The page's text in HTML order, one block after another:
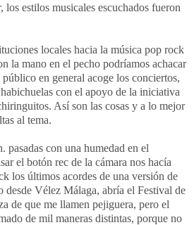
los estilos musicales escuchados fueron
locales hacia la música pop rock
la mano en el pecho podríamos achacar
en general acoge los conciertos,
con el apoyo de la iniciativa
Así son las cosas y a lo mejor
al tema.
pasadas con una humedad en el
el botón rec de la cámara nos hacía
los últimos acordes de una versión de
desde Vélez Málaga, abría el Festival de
de que me llamen pejiguera, pero el
de mil maneras distintas, porque no